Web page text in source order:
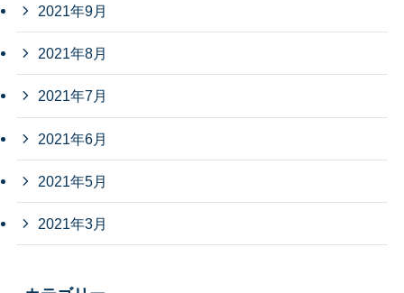
2021年9月
2021年8月
2021年7月
2021年6月
2021年5月
2021年3月